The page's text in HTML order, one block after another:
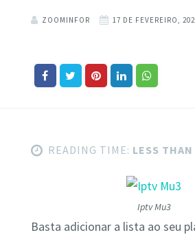
ZOOMINFOR 17 DE FEVEREIRO,
READING TIME: LESS
Iptv Mu3
Basta adicionar a lista ao seu